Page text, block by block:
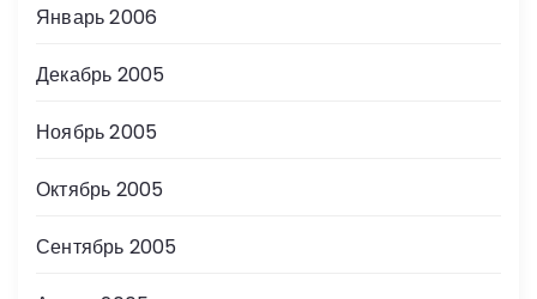
Январь 2006
Декабрь 2005
Ноябрь 2005
Октябрь 2005
Сентябрь 2005